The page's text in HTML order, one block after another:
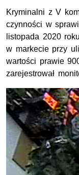
Kryminalni z V
czynności w
listopada 2020
w markecie przy
wartości prawie
zarejestrował